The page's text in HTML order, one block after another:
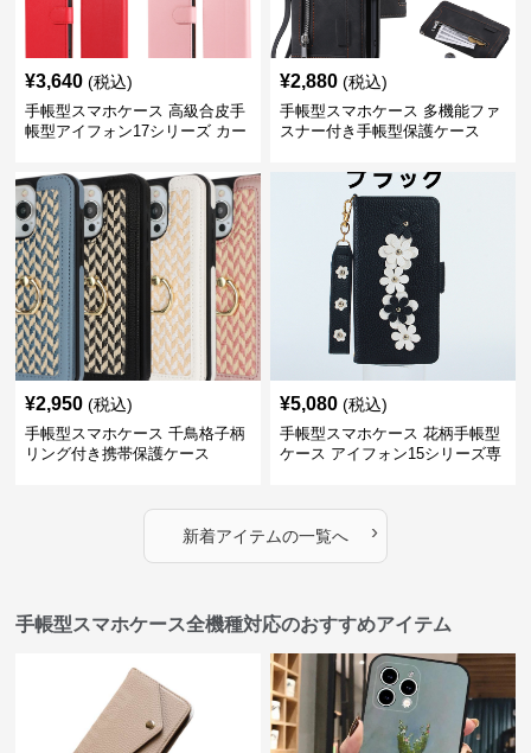
¥3,640 (税込)
手帳型スマホケース 高級合皮手
帳型アイフォン17シリーズ カー
¥2,880 (税込)
手帳型スマホケース 多機能ファ
スナー付き手帳型保護ケース
¥2,950 (税込)
手帳型スマホケース 千鳥格子柄
リング付き携帯保護ケース
¥5,080 (税込)
手帳型スマホケース 花柄手帳型
ケース アイフォン15シリーズ専
新着アイテムの一覧へ ›
手帳型スマホケース全機種対応のおすすめアイテム